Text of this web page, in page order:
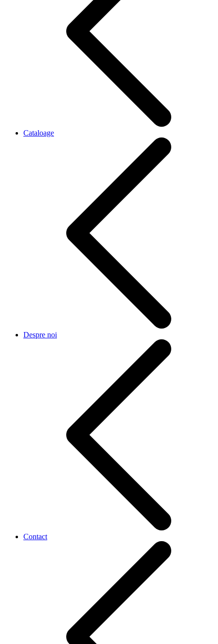
Cataloage
Despre noi
Contact